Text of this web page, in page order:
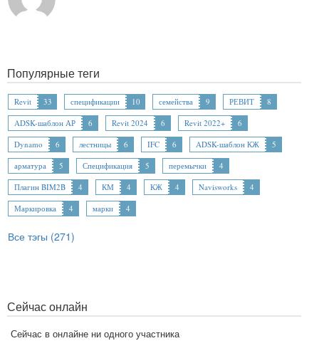
Популярные теги
Revit 33 спецификации 10 семейства 9 РЕВИТ
8
ADSK-шаблон АР
6 Revit 2024 6 Revit 2022+
6
Dynamo
6 лестницы 6 IFC 6 ADSK-шаблон КЖ
5
арматура
5 Спецификация 5 перемычки
4
Плагин BIM2B
4 КМ 4 КЖ 4 Navisworks
4
Маркировка
4 марки 4
Все тэгы (271)
Сейчас онлайн
Сейчас в онлайне ни одного участника